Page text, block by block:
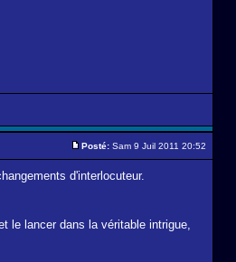
Posté: Sam 9 Juil 2011 20:52
d'interlocuteur.
le lancer dans la véritable intrigue,